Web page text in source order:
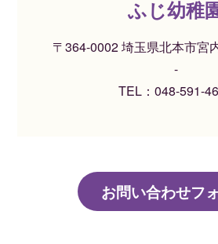
ふじ幼稚
〒364-0002 埼玉県北本市宮
-
TEL： 048-591-
お問い合わせフ